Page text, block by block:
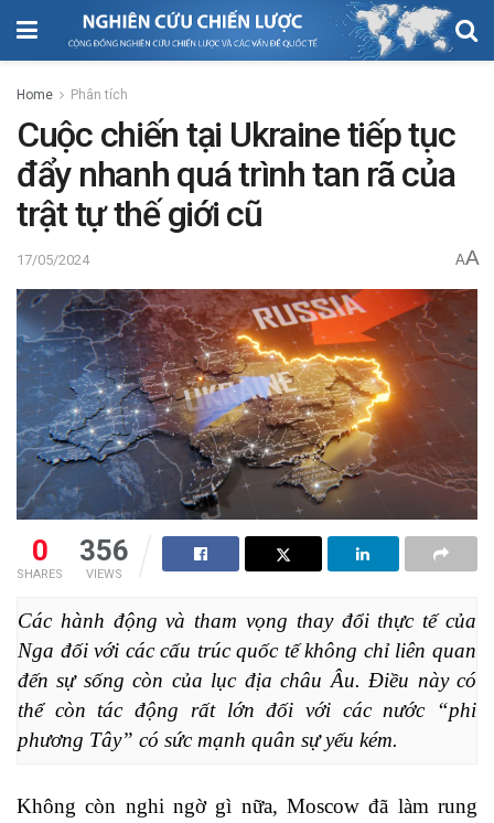
Home Phân tích
Cuộc chiến tại Ukraine tiếp tục
đẩy nhanh quá trình tan rã của
trật tự thế giới cũ
17/05/2024 AA
0
SHARES
356
VIEWS
Các hành động và tham vọng thay đổi thực tế của
Nga đối với các cấu trúc quốc tế không chỉ liên quan
đến sự sống còn của lục địa châu Âu. Điều này có
thể còn tác động rất lớn đối với các nước “phi
phương Tây” có sức mạnh quân sự yếu kém.
Không còn nghi ngờ gì nữa, Moscow đã làm rung